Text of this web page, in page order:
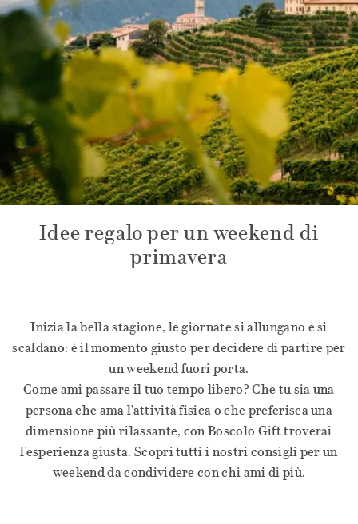
Idee regalo per un weekend di
primavera
Inizia la bella stagione, le giornate si allungano e si
scaldano: è il momento giusto per decidere di partire per
un weekend fuori porta.
Come ami passare il tuo tempo libero? Che tu sia una
persona che ama l'attività fisica o che preferisca una
dimensione più rilassante, con Boscolo Gift troverai
l'esperienza giusta. Scopri tutti i nostri consigli per un
weekend da condividere con chi ami di più.